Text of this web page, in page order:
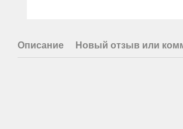
Описание Новый отзыв или